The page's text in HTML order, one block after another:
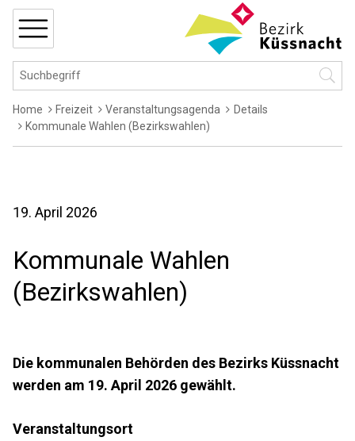
Navigieren in Küssnacht
Schnellnavigation
Hauptnavigation
Suchbegriff
Breadcrumb
Home Freizeit Veranstaltungsagenda
Details
Kommunale Wahlen (Bezirkswahlen)
19. April 2026
Kommunale Wahlen
(Bezirkswahlen)
Die kommunalen Behörden des Bezirks Küssnacht
werden am 19. April 2026 gewählt.
Veranstaltungsort